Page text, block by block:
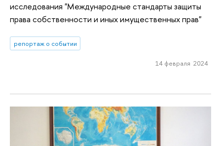
исследования "Международные стандарты защиты
права собственности и иных имущественных прав"
репортаж о событии
14 февраля 2024